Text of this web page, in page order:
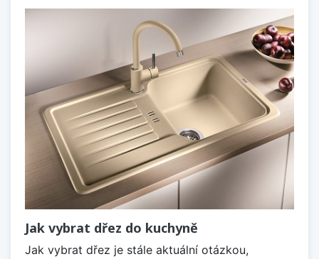
Jak vybrat dřez do kuchyně
Jak vybrat dřez je stále aktuální otázkou,